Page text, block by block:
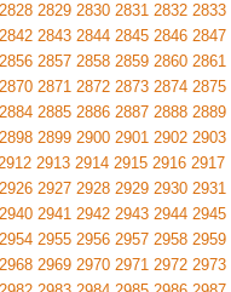
2828 2829 2830 2831 2832 2833
2842 2843 2844 2845 2846 2847
2856 2857 2858 2859 2860 2861
2870 2871 2872 2873 2874 2875
2884 2885 2886 2887 2888 2889
2898 2899 2900 2901 2902 2903
2913 2914 2915 2916 2917
2926 2927 2928 2929 2930 2931
2940 2941 2942 2943 2944 2945
2954 2955 2956 2957 2958 2959
2968 2969 2970 2971 2972 2973